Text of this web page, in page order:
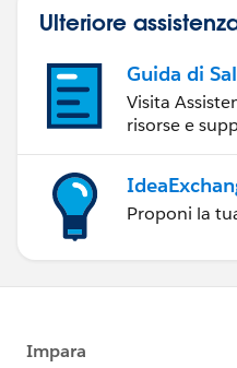
Ulteriore
Guida di
Visita
risorse e
Proponi la